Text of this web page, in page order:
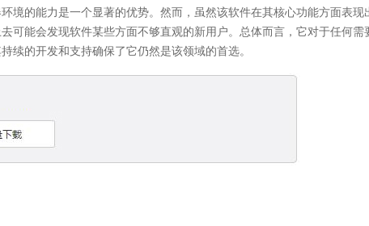
境的能力是一个显著的优势。然而，虽然该软件在其核心功能方面表现
可能会发现软件某些方面不够直观的新用户。总体而言，它对于任何需
续的开发和支持确保了它仍然是该领域的首选。